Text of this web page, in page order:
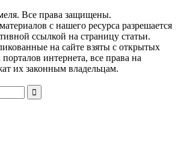
Все права защищены.
с нашего ресурса разрешается
ссылкой на страницу статьи.
на сайте взяты с открытых
интернета, все права на
их законным владельцам.